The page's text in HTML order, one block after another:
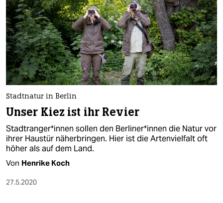
Stadtnatur in Berlin
Unser Kiez ist ihr Revier
Stadtranger*innen sollen den Berliner*innen die Natur vor
ihrer Haustür näherbringen. Hier ist die Artenvielfalt oft
höher als auf dem Land.
Von Henrike Koch
27.5.2020